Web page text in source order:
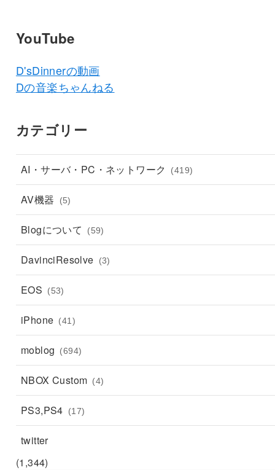
YouTube
D'sDinnerの動画
Dの音楽ちゃんねる
カテゴリー
AI・サーバ・PC・ネットワーク (419)
AV機器 (5)
Blogについて (59)
DavinciResolve (3)
EOS (53)
iPhone (41)
moblog (694)
NBOX Custom (4)
PS3,PS4 (17)
twitter
(1,344)